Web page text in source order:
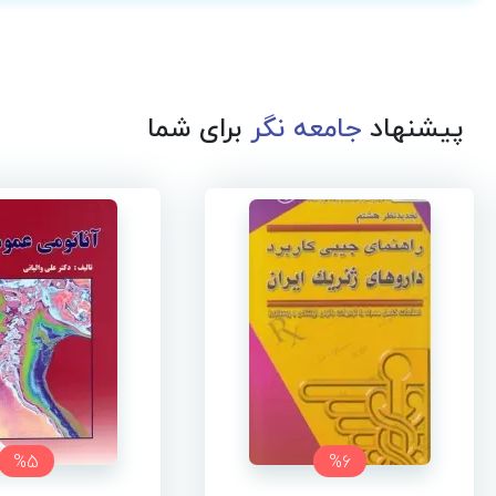
پیشنهادجامعه نگربرای شما
%6
%5